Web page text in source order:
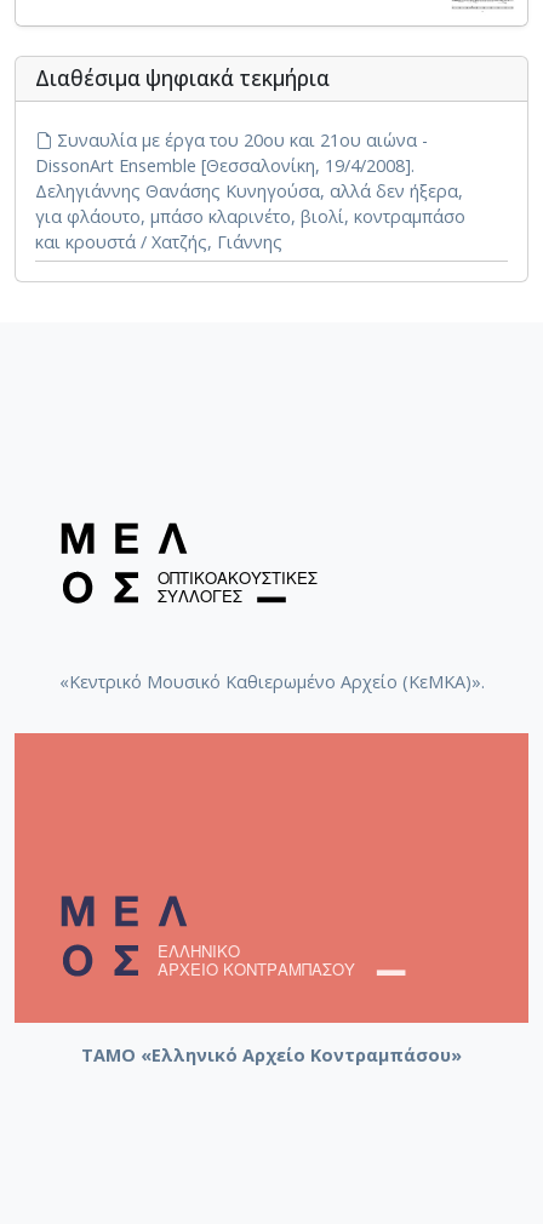
Διαθέσιμα ψηφιακά τεκμήρια
Συναυλία με έργα του 20ου και 21ου αιώνα -
DissonArt Ensemble [Θεσσαλονίκη, 19/4/2008].
Δεληγιάννης Θανάσης Κυνηγούσα, αλλά δεν ήξερα,
για φλάουτο, μπάσο κλαρινέτο, βιολί, κοντραμπάσο
και κρουστά / Χατζής, Γιάννης
«Κεντρικό Μουσικό Καθιερωμένο Αρχείο (ΚεΜΚΑ)».
ΤΑΜΟ «Ελληνικό Αρχείο Κοντραμπάσου»